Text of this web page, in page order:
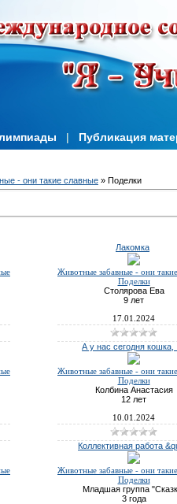
| Публикация
- они такие славные » Поделки
Лакомка
Животные забавные - они
Поделки
Столярова Ева
9 лет
17.01.2024
А у нас сегодня кошка,
Животные забавные - они
Поделки
Колбина Анастасия
12 лет
10.01.2024
Коллективная работа
Животные забавные - они
Поделки
Младшая группа
3 года